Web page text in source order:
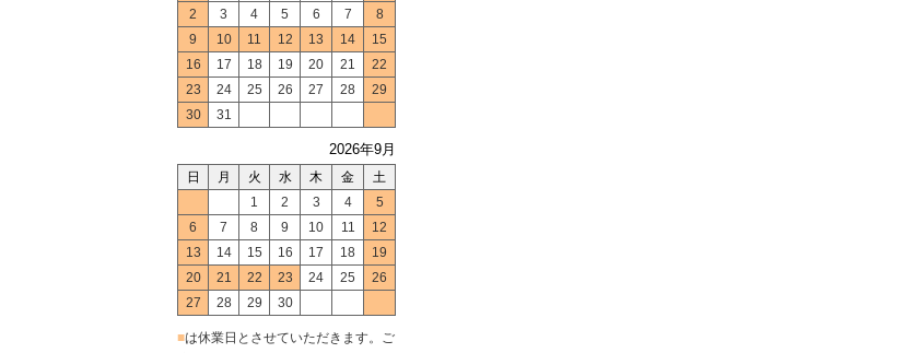
2
3 4 5 6 7
8
9
10 11 12 13 14
15
16
17 18 19 20 21
22
23
24 25 26 27 28
29
30
31
2026年9月
日 月 火 水 木 金
土
1
2 3 4
5
6
7 8 9 10 11
12
13
14 15 16 17 18
19
20
21 22 23 24 25
26
27
28 29 30
■は休業日とさせていただきます。ご